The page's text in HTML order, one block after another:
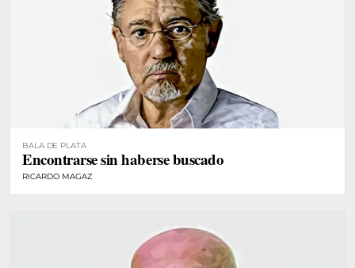
BALA DE PLATA
Encontrarse sin haberse buscado
RICARDO MAGAZ